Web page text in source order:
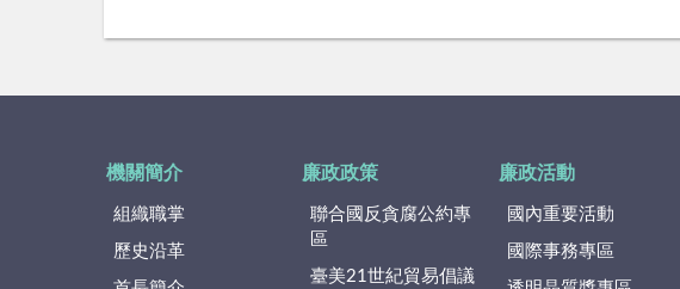
機關簡介
組織職掌
歷史沿革
廉政政策
聯合國反貪腐公約專
區
臺美21世紀貿易倡議
廉政活動
國內重要活動
國際事務專區